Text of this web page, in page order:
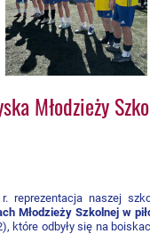
Młodzieży
reprezentacja naszej
Młodzieży Szkolnej w
które odbyły się na